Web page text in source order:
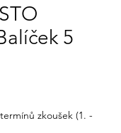
5
zkoušek (1. -